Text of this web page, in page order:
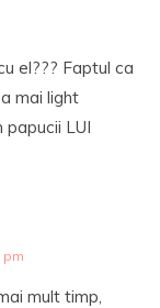
el??? Faptul ca
mai light
LUI
pm
mult timp,